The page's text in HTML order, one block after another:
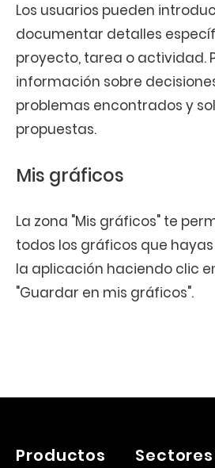
Los usuarios pueden
documentar detalles
proyecto, tarea o actividad.
información sobre
problemas encontrados y
propuestas.
Mis gráficos
La zona "Mis gráficos" te
todos los gráficos que
la aplicación haciendo clic
"Guardar en mis gráficos".
Productos Sectores